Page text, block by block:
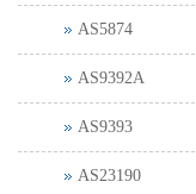
AS5874
AS9392A
AS9393
AS23190